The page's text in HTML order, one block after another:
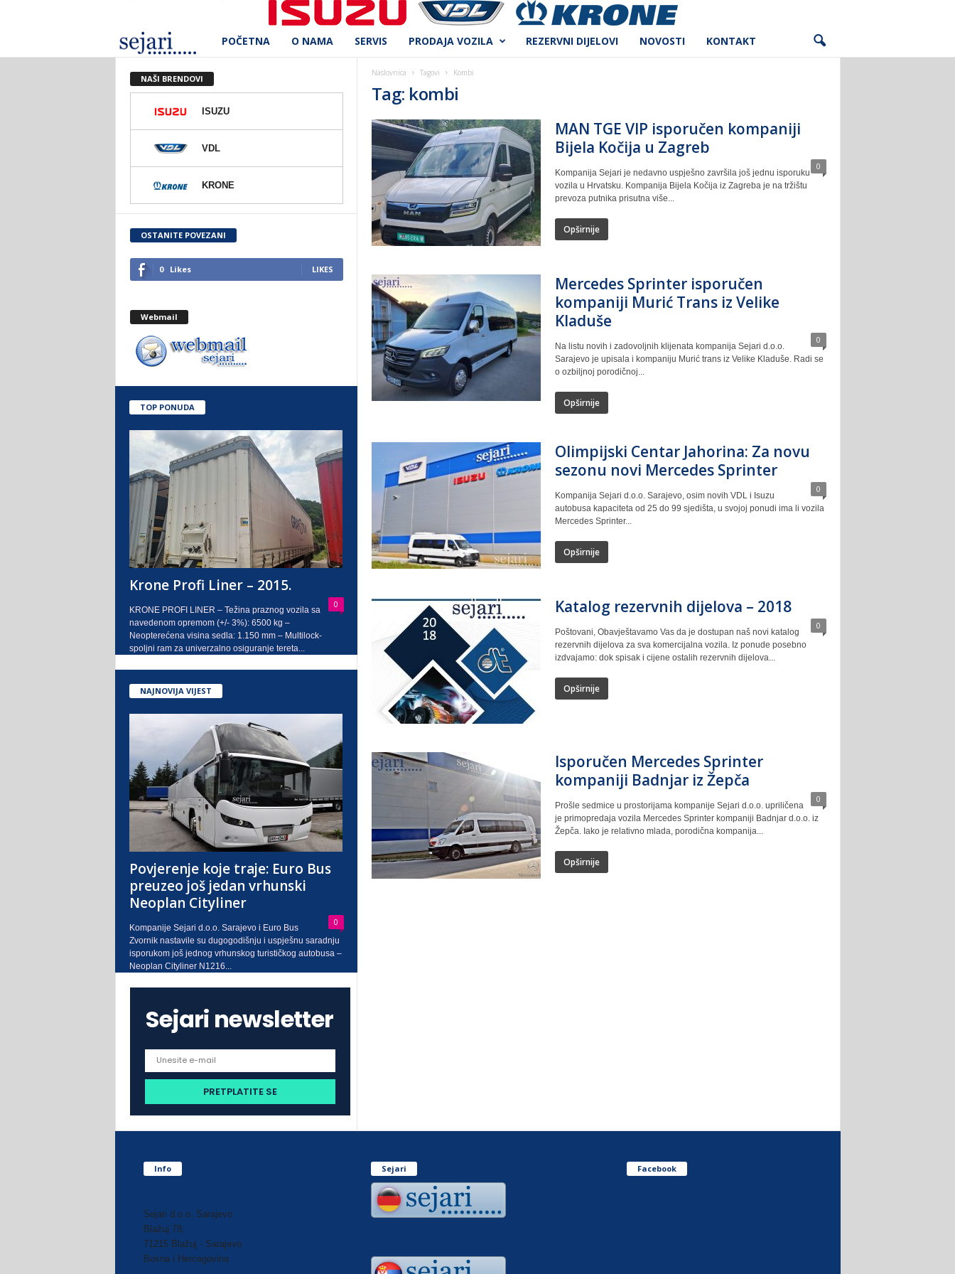
e
r
d
.
o
.
a
j
o
POČETNA O NAMA SERVIS PRODAJA VOZILA REZERVNI DIJELOVI NOVOSTI KONTAKT
Naslovnica Tagovi Kombi
Tag: kombi
MAN TGE VIP isporučen kompaniji
Bijela Kočija u Zagreb
0
Kompanija Sejari je nedavno uspješno završila još jednu isporuku
vozila u Hrvatsku. Kompanija Bijela Kočija iz Zagreba je na tržištu
prevoza putnika prisutna više...
Opširnije
Mercedes Sprinter isporučen
kompaniji Murić Trans iz Velike
Kladuše
0
Na listu novih i zadovoljnih klijenata kompanija Sejari d.o.o.
Sarajevo je upisala i kompaniju Murić trans iz Velike Kladuše. Radi se
o ozbiljnoj porodičnoj...
Opširnije
Olimpijski Centar Jahorina: Za novu
sezonu novi Mercedes Sprinter
0
Kompanija Sejari d.o.o. Sarajevo, osim novih VDL i Isuzu
autobusa kapaciteta od 25 do 99 sjedišta, u svojoj ponudi ima li vozila
Mercedes Sprinter...
Opširnije
Katalog rezervnih dijelova – 2018
0
Poštovani, Obavještavamo Vas da je dostupan naš novi katalog
rezervnih dijelova za sva komercijalna vozila. Iz ponude posebno
izdvajamo: dok spisak i cijene ostalih rezervnih dijelova...
Opširnije
Isporučen Mercedes Sprinter
kompaniji Badnjar iz Žepča
0
Prošle sedmice u prostorijama kompanije Sejari d.o.o. upriličena
je primopredaja vozila Mercedes Sprinter kompaniji Badnjar d.o.o. iz
Žepča. Iako je relativno mlada, porodična kompanija...
Opširnije
NAŠI BRENDOVI
ISUZU
VDL
KRONE
OSTANITE POVEZANI
0 Likes LIKES
Webmail
TOP PONUDA
Krone Profi Liner – 2015.
0
KRONE PROFI LINER – Težina praznog vozila sa
navedenom opremom (+/- 3%): 6500 kg –
Neopterećena visina sedla: 1.150 mm – Multilock-
spoljni ram za univerzalno osiguranje tereta...
NAJNOVIJA VIJEST
Povjerenje koje traje: Euro Bus
preuzeo još jedan vrhunski
Neoplan Cityliner
0
Kompanije Sejari d.o.o. Sarajevo i Euro Bus
Zvornik nastavile su dugogodišnju i uspješnu saradnju
isporukom još jednog vrhunskog turističkog autobusa –
Neoplan Cityliner N1216...
Sejari newsletter
Info
Sejari d.o.o. Sarajevo
Blažuj 78,
71215 Blažuj - Sarajevo
Bosna i Hercegovina
Sejari Facebook